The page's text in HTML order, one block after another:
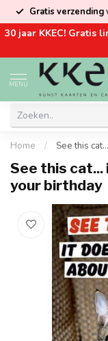
Gratis verzending
30 jaar KKEC! Gratis
MENU
Home / See this
See this
your birthday